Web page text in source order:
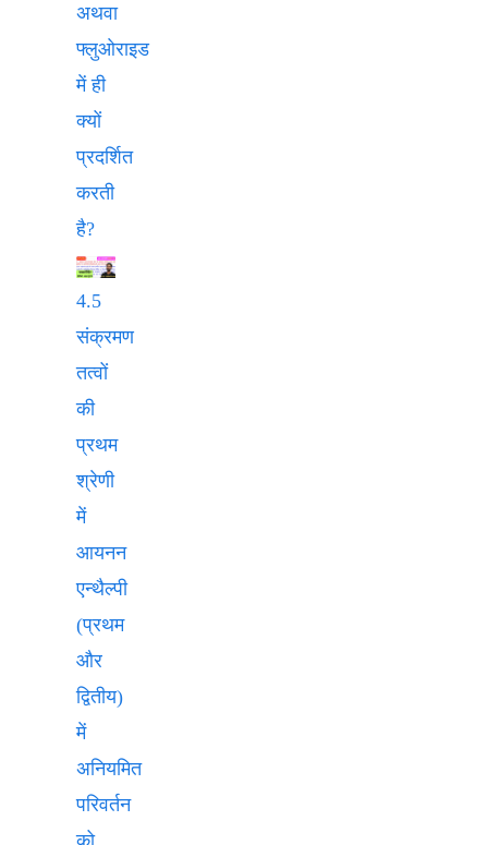
अथवा
फ्लुओराइड
में ही
क्यों
प्रदर्शित
करती
है?
4.5
संक्रमण
तत्वों
की
प्रथम
श्रेणी
में
आयनन
एन्थैल्पी
(प्रथम
और
द्वितीय)
में
अनियमित
परिवर्तन